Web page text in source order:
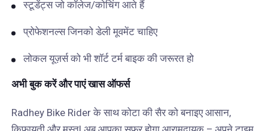
स्टूडेंट्स जो कॉलेज/कोचिंग आते हैं
प्रोफेशनल्स जिनको डेली मूवमेंट चाहिए
लोकल यूज़र्स को भी शॉर्ट टर्म बाइक की जरूरत हो
अभी बुक करें और पाएं खास ऑफर्स
Radhey Bike Rider के साथ कोटा की सैर को बनाइए आसान,